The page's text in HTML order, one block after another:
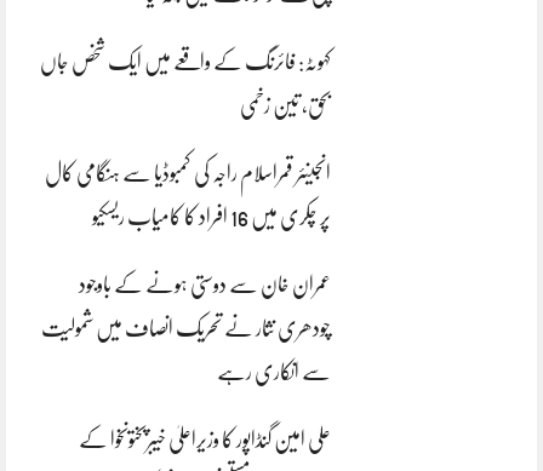
کہوٹہ: فائرنگ کے واقعے میں ایک شخص جاں
بحق، تین زخمی
انجینئر قمراسلام راجہ کی کمبوڈیا سے ہنگامی کال
پر چکری میں 16 افراد کا کامیاب ریسکیو
عمران خان سے دوستی ہونے کے باوجود
چودھری نثار نے تحریک انصاف میں شمولیت
سے انکاری رہے
علی امین گنڈاپور کا وزیراعلیٰ خیبرپختونخوا کے